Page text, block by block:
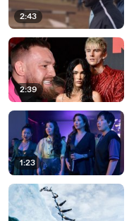
2:43
2:39
1:23